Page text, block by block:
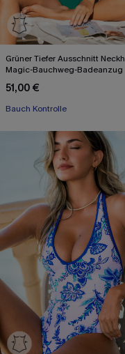
Grüner Tiefer Ausschnitt
Magic-Bauchweg-Badeanzug
51,00 €
Bauch Kontrolle